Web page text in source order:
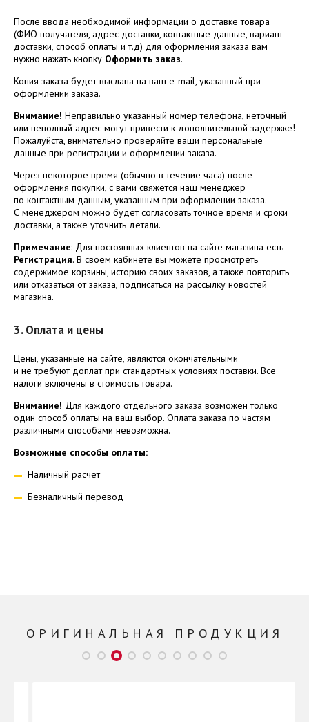
После ввода необходимой информации о доставке товара
(ФИО получателя, адрес доставки, контактные данные, вариант
доставки, способ оплаты и т.д) для оформления заказа вам
нужно нажать кнопку Оформить заказ.
Копия заказа будет выслана на ваш e-mail, указанный при
оформлении заказа.
Внимание! Неправильно указанный номер телефона, неточный
или неполный адрес могут привести к дополнительной задержке!
Пожалуйста, внимательно проверяйте ваши персональные
данные при регистрации и оформлении заказа.
Через некоторое время (обычно в течение часа) после
оформления покупки, с вами свяжется наш менеджер
по контактным данным, указанным при оформлении заказа.
С менеджером можно будет согласовать точное время и сроки
доставки, а также уточнить детали.
Примечание: Для постоянных клиентов на сайте магазина есть
Регистрация. В своем кабинете вы можете просмотреть
содержимое корзины, историю своих заказов, а также повторить
или отказаться от заказа, подписаться на рассылку новостей
магазина.
3. Оплата и цены
Цены, указанные на сайте, являются окончательными
и не требуют доплат при стандартных условиях поставки. Все
налоги включены в стоимость товара.
Внимание! Для каждого отдельного заказа возможен только
один способ оплаты на ваш выбор. Оплата заказа по частям
различными способами невозможна.
Возможные способы оплаты:
Наличный расчет
Безналичный перевод
ОРИГИНАЛЬНАЯ ПРОДУКЦИЯ